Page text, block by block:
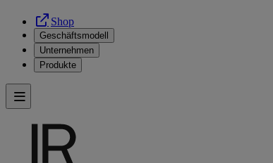
Shop
Geschäftsmodell
Unternehmen
Produkte